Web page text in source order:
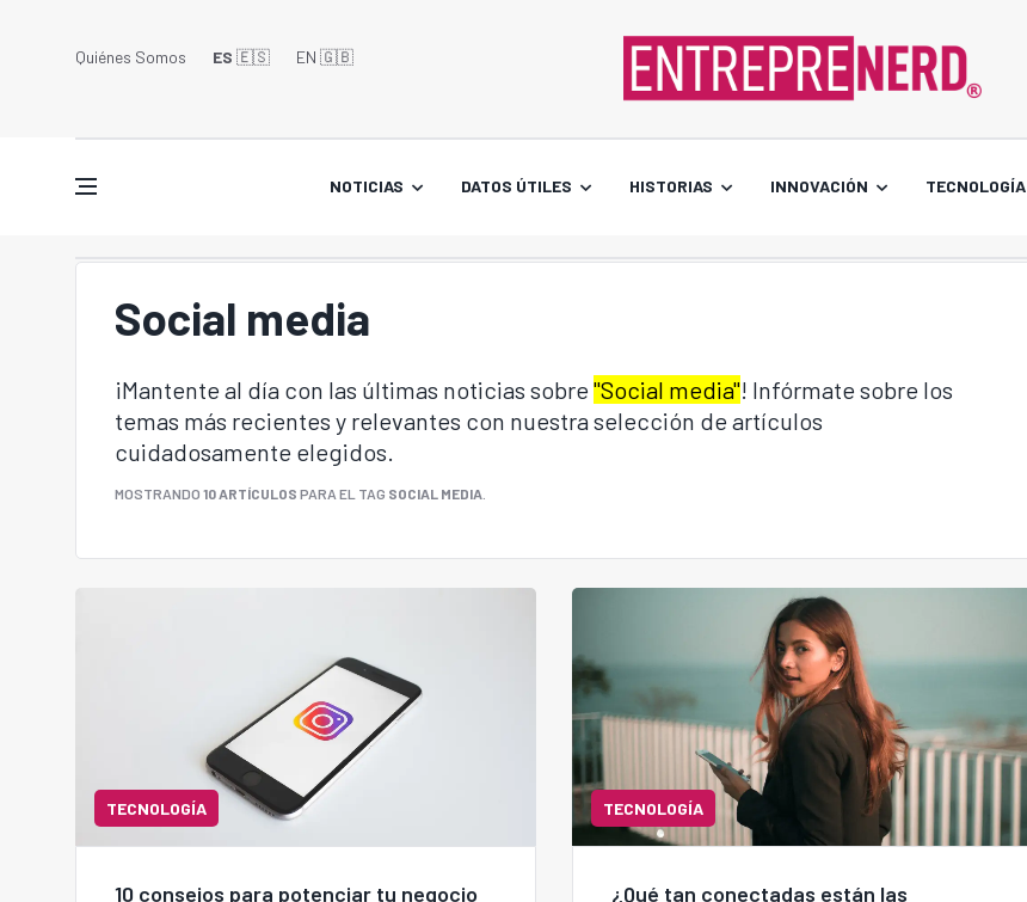
Quiénes Somos ES 🇪🇸 EN 🇬🇧󠁢󠁥󠁮󠁧󠁿
NOTICIAS DATOS ÚTILES HISTORIAS INNOVACIÓN TECNOLOGÍA
Social media
¡Mantente al día con las últimas noticias sobre "Social media"! Infórmate sobre los
temas más recientes y relevantes con nuestra selección de artículos
cuidadosamente elegidos.
MOSTRANDO 10 ARTÍCULOS PARA EL TAG SOCIAL MEDIA
TECNOLOGÍA
10 consejos para potenciar tu negocio
TECNOLOGÍA
¿Qué tan conectadas están las